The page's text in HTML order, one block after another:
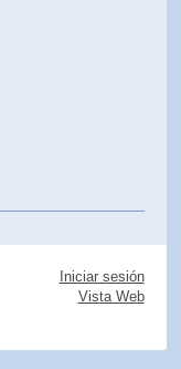
Iniciar sesión
Vista Web